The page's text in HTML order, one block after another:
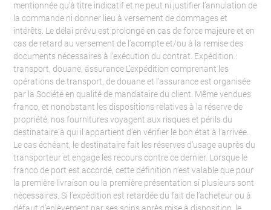
mentionnée qu’à titre indicatif et ne peut ni justifier l’annulation de
la commande ni donner lieu à versement de dommages et
intérêts. Le délai prévu est prolongé en cas de force majeure et en
cas de retard au versement de l’acompte et/ou à la remise des
documents nécessaires à l’exécution du contrat. Expédition :
transport, douane, assurance L’expédition comprenant les
opérations de transport, de douane et l’assurance est organisée
par la Société en qualité de mandataire du client. Même vendues
franco, et nonobstant les dispositions relatives à la réserve de
propriété, nos fournitures voyagent aux risques et périls du
destinataire à qui il appartient d’en vérifier le bon état à l’arrivée.
Le cas échéant, le destinataire fait les réserves d’usage auprès du
transporteur et engage les recours contre ce dernier. Lorsque le
franco de port est accordé, cette définition n’est valable que pour
la première livraison ou la première présentation si plusieurs sont
nécessaires. Si l’expédition est retardée du fait de l’acheteur ou à